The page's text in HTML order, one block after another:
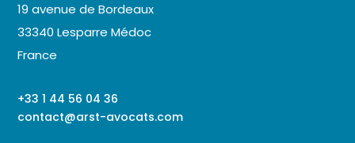
19 avenue de Bordeaux
33340 Lesparre Médoc
France
+33 1 44 56 04 36
contact@arst-avocats.com